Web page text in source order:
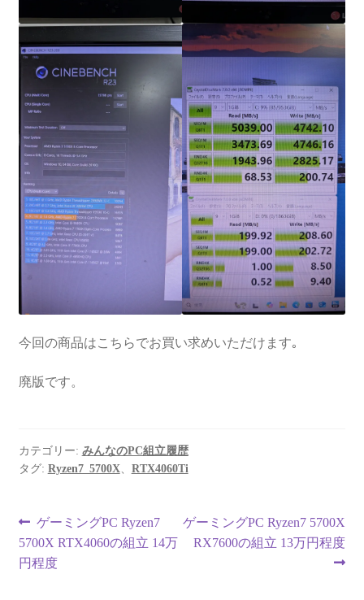
今回の商品はこちらでお買い求めいただけます｡
廃版です。
カテゴリー: みんなのPC組立履歴
タグ: Ryzen7_5700X、 RTX4060Ti
投
稿
前
の
投
ゲーミングPC Ryzen7
5700X RTX4060の組立 14万
円程度
次
の
ゲーミングPC Ryzen7 5700X
RX7600の組立 13万円程度